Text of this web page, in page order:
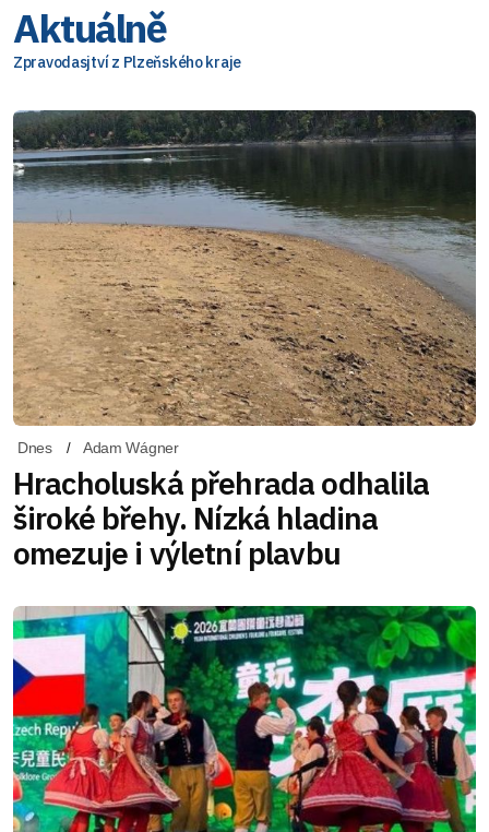
Aktuálně
Zpravodasjtví z Plzeňského kraje
Dnes Adam Wágner
Hracholuská přehrada odhalila
široké břehy. Nízká hladina
omezuje i výletní plavbu